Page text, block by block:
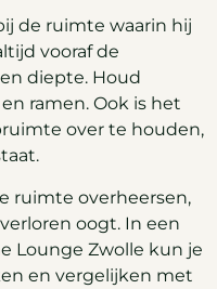
de ruimte waarin hij
vooraf de
diepte. Houd
ramen. Ook is het
over te houden,
ruimte overheersen,
oogt. In een
Lounge Zwolle kun je
en vergelijken met